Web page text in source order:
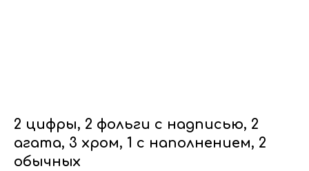
2 цифры, 2 фольги с надписью, 2
агата, 3 хром, 1 с наполнением, 2
обычных